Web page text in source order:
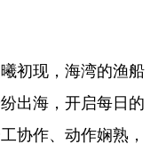
本語 한국어
初现，海湾的渔船
出海，开启每日的
协作、动作娴熟，